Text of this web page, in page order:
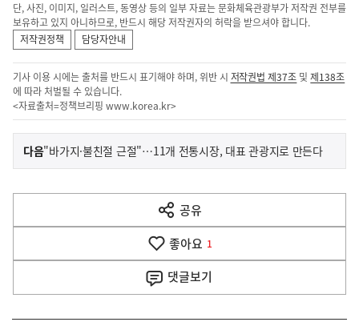
단, 사진, 이미지, 일러스트, 동영상 등의 일부 자료는 문화체육관광부가 저작권 전부를
보유하고 있지 아니하므로, 반드시 해당 저작권자의 허락을 받으셔야 합니다.
저작권정책
담당자안내
기사 이용 시에는 출처를 반드시 표기해야 하며, 위반 시 저작권법 제37조 및제138조
에 따라 처벌될 수 있습니다.
<자료출처=정책브리핑 www.korea.kr>
이
전
다
음
다음기
사
"바가지·불친절 근절"…11개 전통시장, 대표 관광지로 만든다
공유
열
기
좋아요 1
댓글보기